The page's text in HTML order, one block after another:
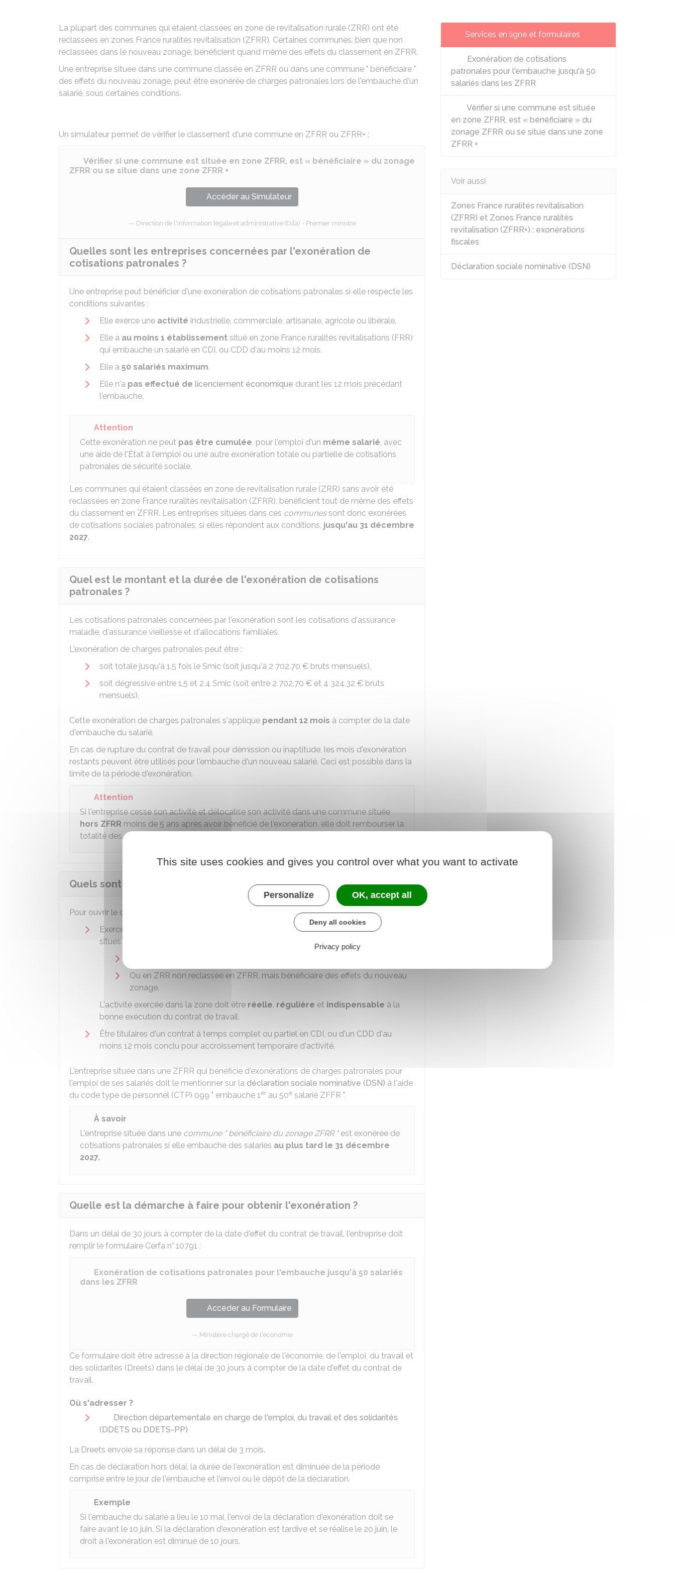
La plupart des communes qui étaient classées en zone de revitalisation rurale (ZRR) ont été
reclassées en zones France ruralités revitalisation (ZFRR). Certaines communes, bien que non
reclassées dans le nouveau zonage, bénéficient quand même des effets du classement en ZFRR.
Une entreprise située dans une commune classée en ZFRR ou dans une commune " bénéficiaire "
des effets du nouveau zonage, peut être exonérée de charges patronales lors de l'embauche d'un
salarié, sous certaines conditions.
Un simulateur permet de vérifier le classement d'une commune en ZFRR ou ZFRR+ :
Vérifier si une commune est située en zone ZFRR, est « bénéficiaire » du zonage
ZFRR ou se situe dans une zone ZFRR +
Accéder au Simulateur
Direction de l'information légale et administrative (Dila) - Premier ministre
Quelles sont les entreprises concernées par l'exonération de
cotisations patronales ?
Une entreprise peut bénéficier d'une exonération de cotisations patronales si elle respecte les
conditions suivantes :
Elle exerce une activité industrielle, commerciale, artisanale, agricole ou libérale.
Elle a au moins 1 établissement situé en zone France ruralités revitalisations (FRR)
qui embauche un salarié en CDI, ou CDD d'au moins 12 mois.
Elle a 50 salariés maximum.
Elle n'a pas effectué de licenciement économique durant les 12 mois précédant
l'embauche.
Attention
Cette exonération ne peut pas être cumulée, pour l'emploi d'un même salarié, avec
une aide de l'État à l'emploi ou une autre exonération totale ou partielle de cotisations
patronales de sécurité sociale.
Les communes qui étaient classées en zone de revitalisation rurale (ZRR) sans avoir été
reclassées en zone France ruralités revitalisation (ZFRR), bénéficient tout de même des effets
du classement en ZFRR. Les entreprises situées dans ces communessont donc exonérées
de cotisations sociales patronales, si elles répondent aux conditions, jusqu'au 31 décembre
2027.
Quel est le montant et la durée de l'exonération de cotisations
patronales ?
Les cotisations patronales concernées par l'exonération sont les cotisations d'assurance
maladie, d'assurance vieillesse et d'allocations familiales.
L'exonération de charges patronales peut être :
soit totale jusqu'à 1,5 fois le Smic (soit jusqu'à 2 702,70 € bruts mensuels),
soit dégressive entre 1,5 et 2,4 Smic (soit entre 2 702,70 € et 4 324,32 € bruts
mensuels).
Cette exonération de charges patronales s'applique pendant 12 mois à compter de la date
d'embauche du salarié.
En cas de rupture du contrat de travail pour démission ou inaptitude, les mois d'exonération
restants peuvent être utilisés pour l'embauche d'un nouveau salarié. Ceci est possible dans la
limite de la période d'exonération.
Attention
Si l'entreprise cesse son activité et délocalise son activité dans une commune située
hors ZFRR moins de 5 ans après avoir bénéficié de l'exonération, elle doit rembourser la
totalité des cotisations exonérées (sauf cas de
Quels sont les salariés concernés par l'exonération ?
Pour ouvrir le droit à l'exonération des cotisations sociales, les salariés doivent :
Exercer partiellement ou en totalité leur activité dans un ou plusieurs établissements
situés :
Ou en ZRR non reclassée en ZFRR, mais bénéficiaire des effets du nouveau
zonage.
L'activité exercée dans la zone doit être réelle, régulière et indispensable à la
bonne exécution du contrat de travail.
Être titulaires d'un contrat à temps complet ou partiel en CDI, ou d'un CDD d'au
moins 12 mois conclu pour accroissement temporaire d'activité.
L'entreprise située dans une ZFRR qui bénéficie d'exonérations de charges patronales pour
l'emploi de ses salariés doit le mentionner sur la déclaration sociale nominative (DSN) à l'aide
du code type de personnel (CTP) 099 " embauche 1er au 50e salarié ZFFR ".
À savoir
L'entreprise située dans une commune " bénéficiaire du zonage ZFRR "est exonérée de
cotisations patronales si elle embauche des salariés au plus tard le 31 décembre
2027.
Quelle est la démarche à faire pour obtenir l'exonération ?
Dans un délai de 30 jours à compter de la date d'effet du contrat de travail, l'entreprise doit
remplir le formulaire Cerfa n° 10791 :
Exonération de cotisations patronales pour l'embauche jusqu'à 50 salariés
dans les ZFRR
Accéder au Formulaire
Ministère chargé de l'économie
Ce formulaire doit être adressé à la direction régionale de l'économie, de l'emploi, du travail et
des solidarités (Dreets) dans le délai de 30 jours à compter de la date d'effet du contrat de
travail.
Où s'adresser ?
Direction départementale en charge de l'emploi, du travail et des solidarités
(DDETS ou DDETS-PP)
La Dreets envoie sa réponse dans un délai de 3 mois.
En cas de déclaration hors délai, la durée de l'exonération est diminuée de la période
comprise entre le jour de l'embauche et l'envoi ou le dépôt de la déclaration.
Exemple
Si l'embauche du salarié a lieu le 10 mai, l'envoi de la déclaration d'exonération doit se
faire avant le 10 juin. Si la déclaration d'exonération est tardive et se réalise le 20 juin, le
droit à l'exonération est diminué de 10 jours.
Services en ligne et formulaires
Exonération de cotisations
patronales pour l'embauche jusqu'à 50
salariés dans les ZFRR
Vérifier si une commune est située
en zone ZFRR, est « bénéficiaire » du
zonage ZFRR ou se situe dans une zone
ZFRR +
Voir aussi
Zones France ruralités revitalisation
(ZFRR) et Zones France ruralités
revitalisation (ZFRR+) : exonérations
fiscales
Déclaration sociale nominative (DSN)
This site uses cookies and gives you control over what you want to activate
Personalize OK, accept all
Deny all cookies
Privacy policy